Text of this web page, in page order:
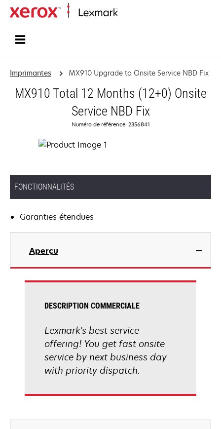
Imprimantes MX910 Upgrade to Onsite Service NBD Fix
MX910 Total 12 Months (12+0) Onsite
Service NBD Fix
Numéro de référence: 2356841
FONCTIONNALITÉS
Garanties étendues
Aperçu
DESCRIPTION COMMERCIALE
Lexmark's best service
offering! You get fast onsite
service by next business day
with priority dispatch.